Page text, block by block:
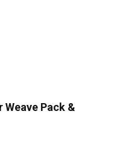
Pack &